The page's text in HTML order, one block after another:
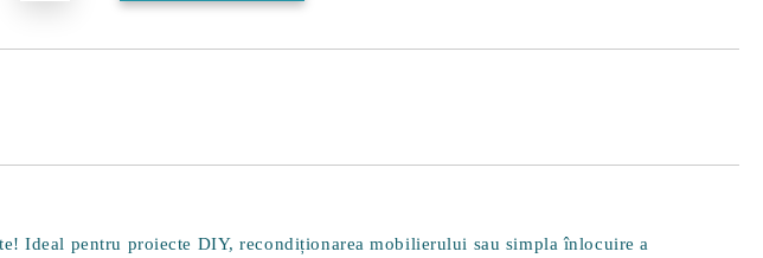
Ideal pentru proiecte DIY, recondiționarea mobilierului sau simpla înlocuire a